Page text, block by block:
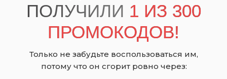
ПОЛУЧИЛИ 1 ИЗ 300
ПРОМОКОДОВ!
Только не забудьте воспользоваться им,
потому что он сгорит ровно через: